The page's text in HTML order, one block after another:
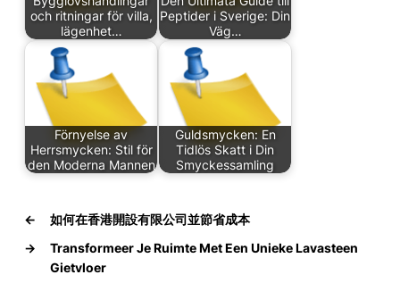
och ritningar för villa,
lägenhet…
Peptider i Sverige: Din
Väg…
Förnyelse av
Herrsmycken: Stil för
den Moderna Mannen
Guldsmycken: En
Tidlös Skatt i Din
Smyckessamling
←
如何在香港開設有限公司並節省成本
→
Transformeer Je Ruimte Met Een Unieke Lavasteen
Gietvloer